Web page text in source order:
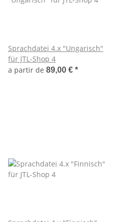
Sprachdatei 4.x "Ungarisch"
für JTL-Shop 4
a partir de 89,00 € *